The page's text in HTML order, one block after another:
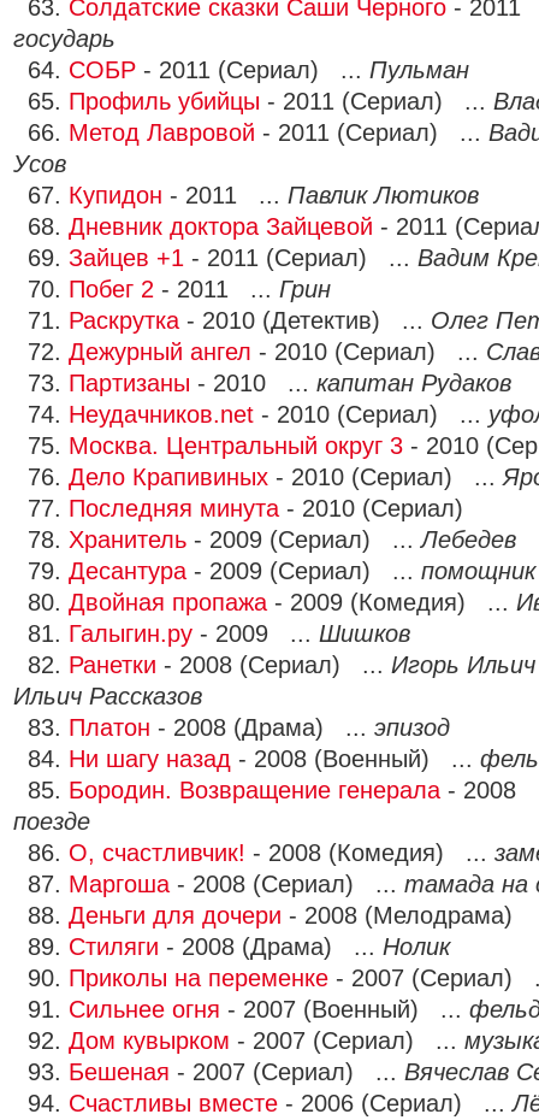
63. Солдатские сказки Саши Черного -
государь
64. СОБР - 2011 (Сериал) ... Пульман
65. Профиль убийцы - 2011 (Сериал) ...
66. Метод Лавровой - 2011 (Сериал) ...
Усов
67. Купидон - 2011 ... Павлик Лютиков
68. Дневник доктора Зайцевой - 2011
69. Зайцев +1 - 2011 (Сериал) ... Вадим
70. Побег 2 - 2011 ... Грин
71. Раскрутка - 2010 (Детектив) ... Олег
72. Дежурный ангел - 2010 (Сериал) ...
73. Партизаны - 2010 ... капитан Рудаков
74. Неудачников.net - 2010 (Сериал) ...
75. Москва. Центральный округ 3 - 2010
76. Дело Крапивиных - 2010 (Сериал) ...
77. Последняя минута - 2010 (Сериал)
78. Хранитель - 2009 (Сериал) ...Лебедев
79. Десантура - 2009 (Сериал) ...
80. Двойная пропажа - 2009 (Комедия) ...
81. Галыгин.ру - 2009 ... Шишков
82. Ранетки - 2008 (Сериал) ... Игорь
Ильич Рассказов
83. Платон - 2008 (Драма) ... эпизод
84. Ни шагу назад - 2008 (Военный) ...
85. Бородин. Возвращение генерала - 2008
поезде
86. О, счастливчик! - 2008 (Комедия) ...
87. Маргоша - 2008 (Сериал) ... тамада на
88. Деньги для дочери - 2008 (Мелодрама)
89. Стиляги - 2008 (Драма) ... Нолик
90. Приколы на переменке - 2007 (Сериал)
91. Сильнее огня - 2007 (Военный) ...
92. Дом кувырком - 2007 (Сериал) ...
93. Бешеная - 2007 (Сериал) ... Вячеслав
94. Счастливы вместе - 2006 (Сериал) ...